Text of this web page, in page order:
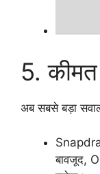
5.
अब सबसे बड़ा
बावजूद,